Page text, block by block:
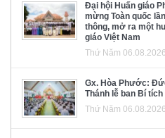
Đại hội Huấn giáo
mừng Toàn quốc
thông, mở ra một
giáo Việt Nam
Thứ Năm 06.08.2026
Gx. Hòa Phước:
Thánh lễ ban Bí
Thứ Năm 06.08.2026